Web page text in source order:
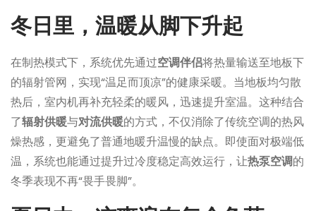
冬日里，温暖从脚下升起
在制热模式下，系统优先通过空调伴侣将热量输送至地板下
的辐射管网，实现“温足而顶凉”的健康采暖。当地板均匀散
热后，室内机再补充轻柔的暖风，迅速提升室温。这种结合
了辐射供暖与对流供暖的方式，不仅消除了传统空调的热风
燥热感，更避免了普通地暖升温慢的缺点。即使面对极端低
温，系统也能通过提升过冷度稳定高效运行，让热泵空调的
冬季表现不再“畏手畏脚”。